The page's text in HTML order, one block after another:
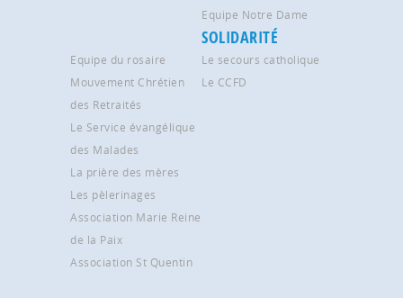
Equipe Notre Dame
Equipe du rosaire
Mouvement Chrétien
des Retraités
Le Service évangélique
des Malades
La prière des mères
Les pèlerinages
Association Marie Reine
de la Paix
Association St Quentin
SOLIDARITÉ
Le secours catholique
Le CCFD